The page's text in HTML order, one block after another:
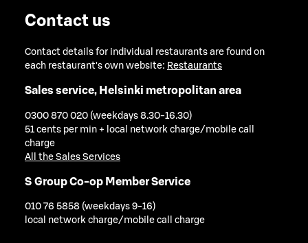
Contact us
Contact details for individual restaurants are found on
each restaurant's own website: Restaurants
Sales service, Helsinki metropolitan area
0300 870 020 (weekdays 8.30-16.30)
51 cents per min + local network charge/mobile call
charge
All the Sales Services
S Group Co-op Member Service
010 76 5858 (weekdays 9-16)
local network charge/mobile call charge